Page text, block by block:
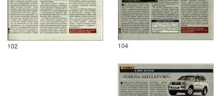
102 104